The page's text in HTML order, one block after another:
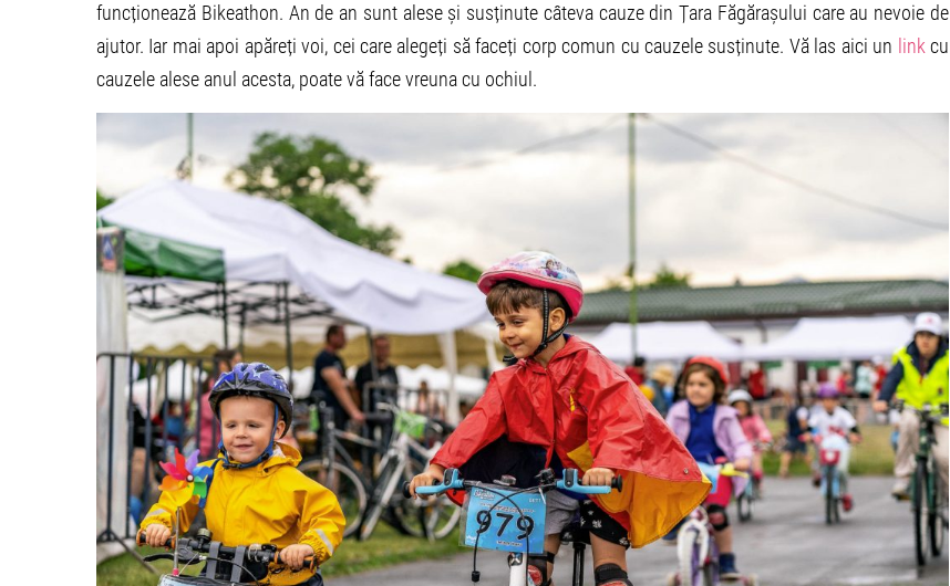
funcționează Bikeathon. An de an sunt alese și susținute câteva cauze din Țara Făgărașului care au nevoie de
ajutor. Iar mai apoi apăreți voi, cei care alegeți să faceți corp comun cu cauzele susținute. Vă las aici un linkcu
cauzele alese anul acesta, poate vă face vreuna cu ochiul.